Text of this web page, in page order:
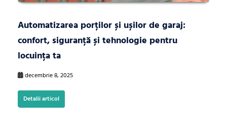
Automatizarea porților și ușilor de garaj:
confort, siguranță și tehnologie pentru
locuința ta
decembrie 8, 2025
Detalii articol